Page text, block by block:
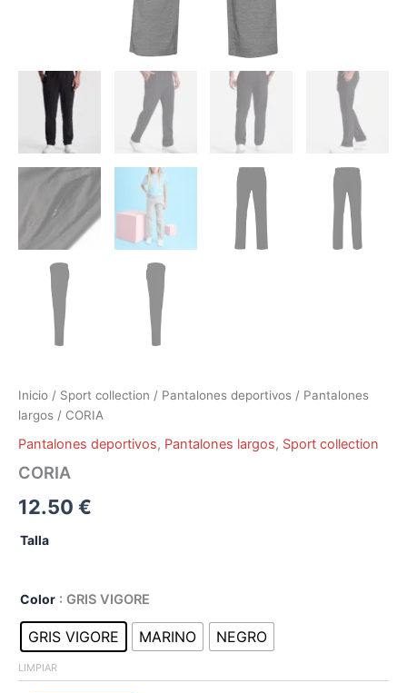
Inicio / Sport collection / Pantalones deportivos / Pantalones
largos / CORIA
Pantalones deportivos, Pantalones largos, Sport collection
CORIA
12.50 €
Talla
Color : GRIS VIGORE
GRIS VIGORE MARINO NEGRO
LIMPIAR